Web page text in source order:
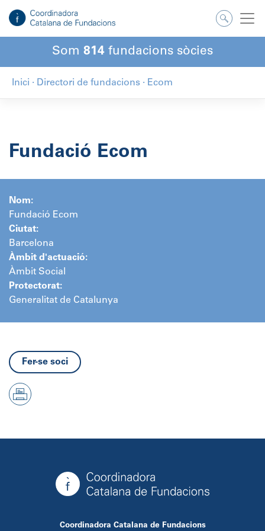
contingut
Som 814 fundacions sòcies
Inici · Directori de fundacions · Ecom
Fundació Ecom
Nom:
Fundació Ecom
Ciutat:
Barcelona
Àmbit d'actuació:
Àmbit Social
Protectorat:
Generalitat de Catalunya
Fer-se soci
Coordinadora Catalana de Fundacions